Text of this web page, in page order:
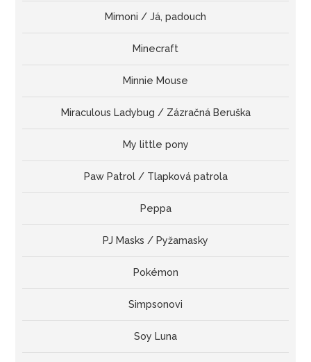
Mimoni / Já, padouch
Minecraft
Minnie Mouse
Miraculous Ladybug / Zázračná Beruška
My little pony
Paw Patrol / Tlapková patrola
Peppa
PJ Masks / Pyžamasky
Pokémon
Simpsonovi
Soy Luna